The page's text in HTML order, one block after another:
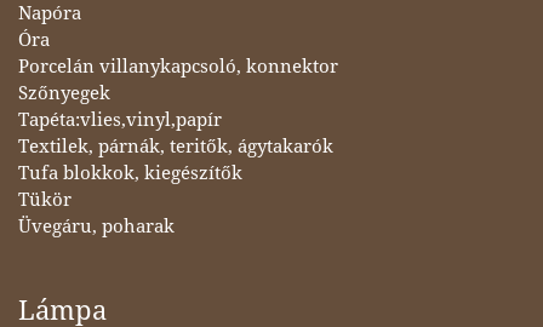
Napóra
Óra
Porcelán villanykapcsoló, konnektor
Szőnyegek
Tapéta:vlies,vinyl,papír
Textilek, párnák, teritők, ágytakarók
Tufa blokkok, kiegészítők
Tükör
Üvegáru, poharak
Lámpa